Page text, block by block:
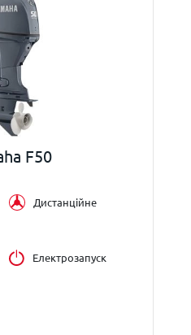
F50
Дистанційне
Електрозапуск